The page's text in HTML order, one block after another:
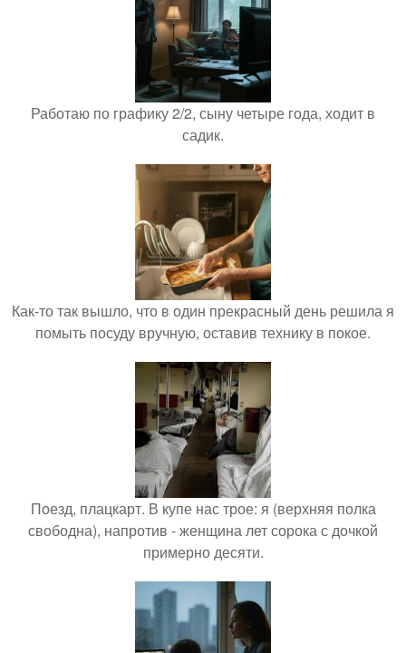
Работаю по графику 2/2, сыну четыре года, ходит в
садик.
Как-то так вышло, что в один прекрасный день решила я
помыть посуду вручную, оставив технику в покое.
Поезд, плацкарт. В купе нас трое: я (верхняя полка
свободна), напротив - женщина лет сорока с дочкой
примерно десяти.